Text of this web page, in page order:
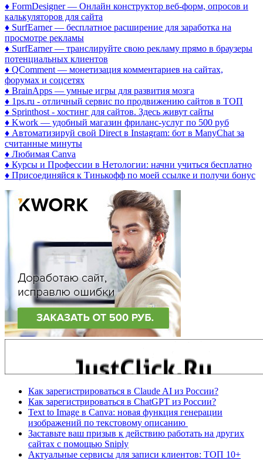
♦ FormDesigner — Онлайн конструктор веб-форм, опросов и
калькуляторов для сайта
♦ SurfEarner — бесплатное расширение для заработка на
просмотре рекламы
♦ SurfEarner — транслируйте свою рекламу прямо в браузеры
потенциальных клиентов
♦ QComment — монетизация комментариев на сайтах,
форумах и соцсетях
♦ BrainApps — умные игры для развития мозга
♦ 1ps.ru - отличный сервис по продвижению сайтов в ТОП
♦ Sprinthost - хостинг для сайтов. Здесь живут сайты
♦ Kwork — удобный магазин фриланс-услуг по 500 руб
♦ Автоматизируй свой Direct в Instagram: бот в ManyChat за
считанные минуты
♦ Любимая Canva
♦ Курсы и Профессии в Нетологии: начни учиться бесплатно
♦ Присоединяйся к Тинькофф по моей ссылке и получи бонус
Как зарегистрироваться в Claude AI из России?
Как зарегистрироваться в ChatGPT из России?
Text to Image в Canva: новая функция генерации
изображений по текстовому описанию
Заставьте ваш призыв к действию работать на других
сайтах с помощью Sniply
Актуальные сервисы для записи клиентов: ТОП 10+